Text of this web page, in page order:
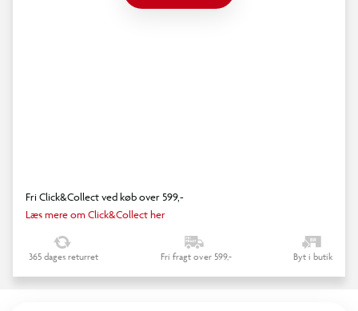
Fri Click&Collect ved køb over 599,-
Læs mere om Click&Collect her
365 dages returret Fri fragt over 599,- Byt i butik